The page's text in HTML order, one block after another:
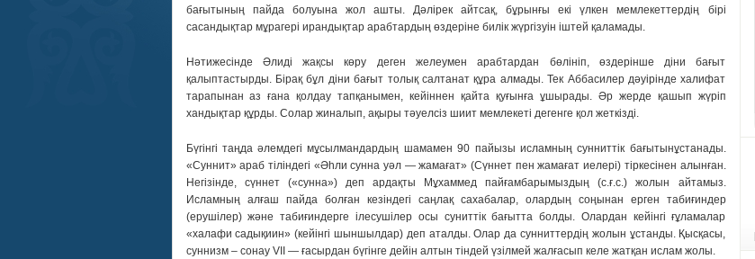
бағытының пайда болуына жол ашты. Дәлірек айтсақ, бұрынғы екі үлкен мемлекеттердің бірі
сасандықтар мұрагері ирандықтар арабтардың өздеріне билік жүргізуін іштей қаламады.
Нәтижесінде Әлиді жақсы көру деген желеумен арабтардан бөлініп, өздерінше діни бағыт
қалыптастырды. Бірақ бұл діни бағыт толық салтанат құра алмады. Тек Аббасилер дәуірінде халифат
тарапынан аз ғана қолдау тапқанымен, кейіннен қайта қуғынға ұшырады. Әр жерде қашып жүріп
хандықтар құрды. Солар жиналып, ақыры тәуелсіз шиит мемлекеті дегенге қол жеткізді.
Бүгінгі таңда әлемдегі мұсылмандардың шамамен 90 пайызы исламның сунниттік бағытынұстанады.
«Суннит» араб тіліндегі «Әһли сунна уәл — жамағат» (Сүннет пен жамағат иелері) тіркесінен алынған.
Негізінде, сүннет («сунна») деп ардақты Мұхаммед пайғамбарымыздың (с.ғ.с.) жолын айтамыз.
Исламның алғаш пайда болған кезіндегі саңлақ сахабалар, олардың соңынан ерген табиғиндер
(ерушілер) және табиғиндерге ілесушілер осы суниттік бағытта болды. Олардан кейінгі ғұламалар
«халафи садықиин» (кейінгі шыншылдар) деп аталды. Олар да сунниттердің жолын ұстанды. Қысқасы,
суннизм – сонау VII — ғасырдан бүгінге дейін алтын тіндей үзілмей жалғасып келе жатқан ислам жолы.